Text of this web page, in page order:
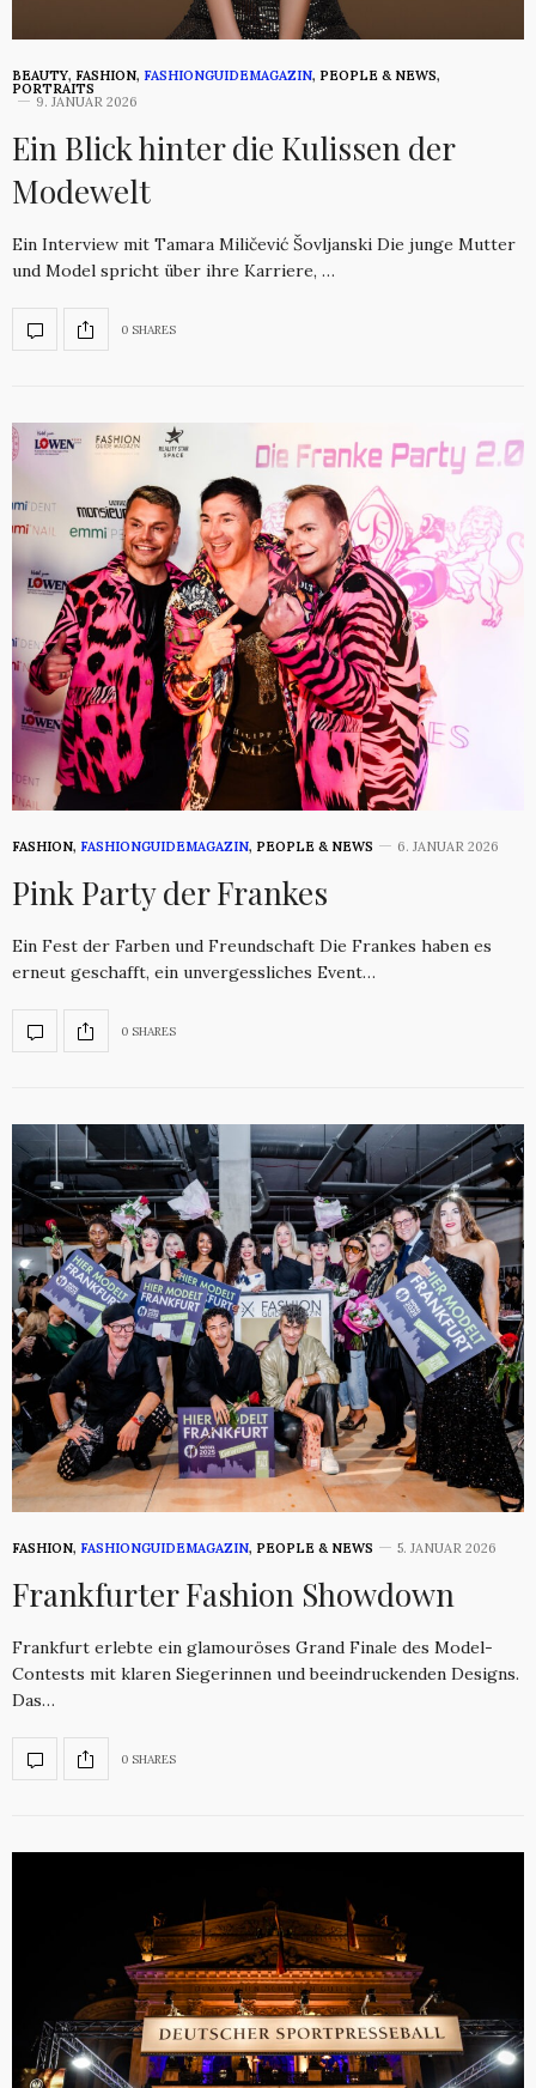
BEAUTY, FASHION, FASHIONGUIDEMAGAZIN, PEOPLE & NEWS,
PORTRAITS
9. JANUAR 2026
Ein Blick hinter die Kulissen der
Modewelt
Ein Interview mit Tamara Miličević Šovljanski Die junge Mutter
und Model spricht über ihre Karriere, …
0 SHARES
FASHION, FASHIONGUIDEMAGAZIN, PEOPLE & NEWS 6. JANUAR 2026
Pink Party der Frankes
Ein Fest der Farben und Freundschaft Die Frankes haben es
erneut geschafft, ein unvergessliches Event…
0 SHARES
FASHION, FASHIONGUIDEMAGAZIN, PEOPLE & NEWS 5. JANUAR 2026
Frankfurter Fashion Showdown
Frankfurt erlebte ein glamouröses Grand Finale des Model-
Contests mit klaren Siegerinnen und beeindruckenden Designs.
Das…
0 SHARES